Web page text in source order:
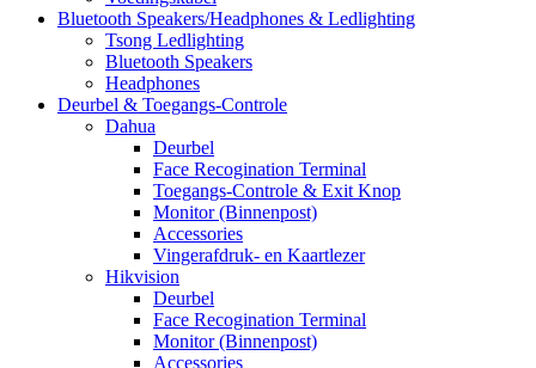
Bluetooth Speakers/Headphones & Ledlighting
Tsong Ledlighting
Bluetooth Speakers
Headphones
Deurbel & Toegangs-Controle
Dahua
Deurbel
Face Recogination Terminal
Toegangs-Controle & Exit Knop
Monitor (Binnenpost)
Accessories
Vingerafdruk- en Kaartlezer
Hikvision
Deurbel
Face Recogination Terminal
Monitor (Binnenpost)
Accessories